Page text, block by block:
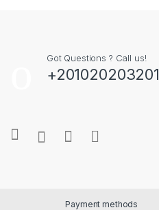
Got Questions ? Call us!
+201020203201
Payment methods